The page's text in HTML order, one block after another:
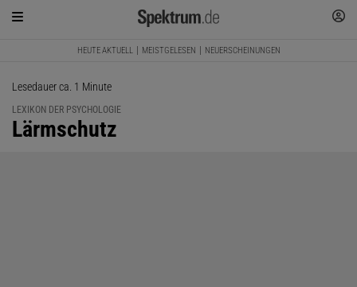
HEUTE AKTUELL MEISTGELESEN NEUERSCHEINUNGEN
Lesedauer ca. 1 Minute
LEXIKON DER PSYCHOLOGIE
:
Lärmschutz